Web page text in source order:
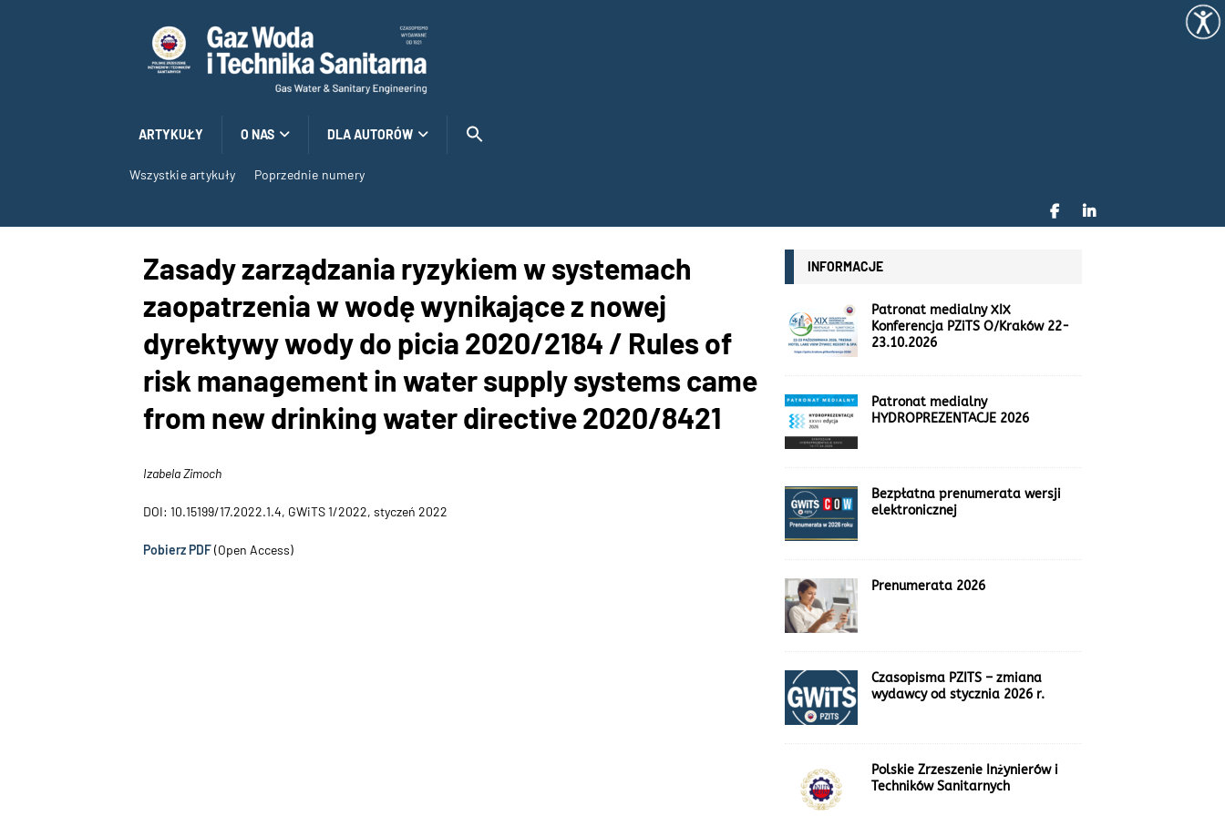
ARTYKUŁY O NAS DLA AUTORÓW
Wszystkie artykuły Poprzednie numery
Zasady zarządzania ryzykiem w systemach
zaopatrzenia w wodę wynikające z nowej
dyrektywy wody do picia 2020/2184 / Rules of
risk management in water supply systems came
from new drinking water directive 2020/8421
Izabela Zimoch
DOI: 10.15199/17.2022.1.4, GWiTS 1/2022, styczeń 2022
Pobierz PDF(Open Access)
INFORMACJE
Patronat medialny XIX
Konferencja PZiTS O/Kraków 22-
23.10.2026
Patronat medialny
HYDROPREZENTACJE 2026
Bezpłatna prenumerata wersji
elektronicznej
Prenumerata 2026
Czasopisma PZITS – zmiana
wydawcy od stycznia 2026 r.
Polskie Zrzeszenie Inżynierów i
Techników Sanitarnych